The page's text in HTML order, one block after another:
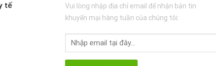
tế
Vui lòng nhập địa chỉ email để nhận bản tin
khuyến mại hàng tuần của chúng tôi: